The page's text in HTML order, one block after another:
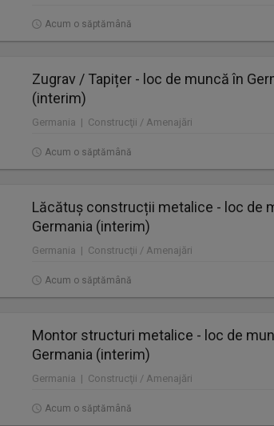
Acum o săptămână
Zugrav / Tapițer - loc de muncă în
(interim)
Germania | Construcţii / Amenajări
Acum o săptămână
Lăcătuș construcții metalice - loc de
Germania (interim)
Germania | Construcţii / Amenajări
Acum o săptămână
Montor structuri metalice - loc de
Germania (interim)
Germania | Construcţii / Amenajări
Acum o săptămână